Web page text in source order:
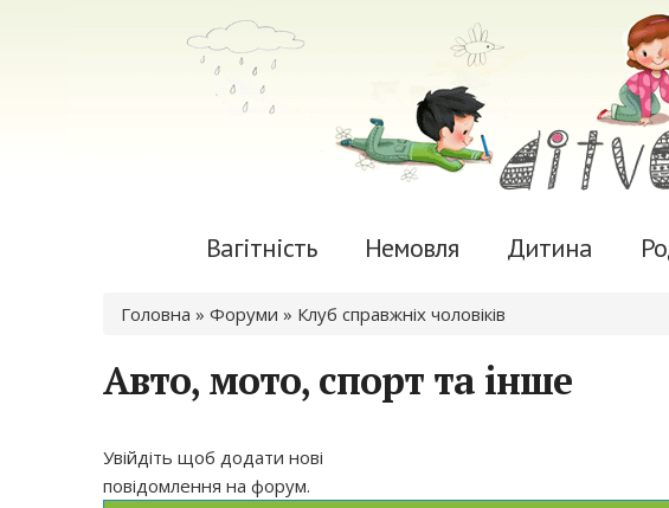
Вагітність Немовля Дитина
Ви є тут
Головна » Форуми » Клуб справжніх чоловіків
Авто, мото, спорт та інше
Увійдіть щоб додати нові
повідомлення на форум.